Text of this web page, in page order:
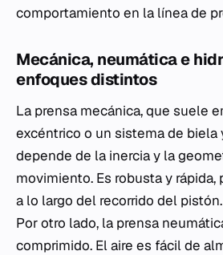
comportamiento en la línea de
Mecánica, neumática e
enfoques distintos
La prensa mecánica, que suele
excéntrico o un sistema de biela
depende de la inercia y la
movimiento. Es robusta y rápida,
a lo largo del recorrido del
Por otro lado, la prensa
comprimido. El aire es fácil de